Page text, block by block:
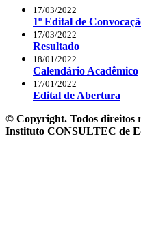
17/03/2022
1º Edital de
17/03/2022
Resultado
18/01/2022
Calendário Acadêmico
17/01/2022
Edital de Abertura
© Copyright. Todos direitos
Instituto CONSULTEC de